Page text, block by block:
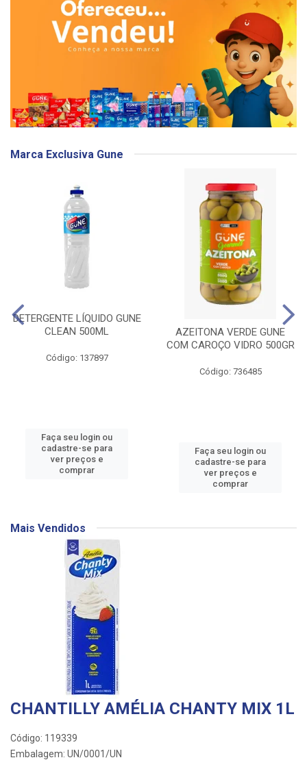
Marca Exclusiva Gune
DETERGENTE LÍQUIDO GUNE
CLEAN 500ML
Código: 137897
Faça seu login ou
cadastre-se para
ver preços e
comprar
AZEITONA VERDE GUNE
COM CAROÇO VIDRO 500GR
Código: 736485
Faça seu login ou
cadastre-se para
ver preços e
comprar
Mais Vendidos
CHANTILLY AMÉLIA CHANTY MIX 1L
Código: 119339
Embalagem: UN/0001/UN